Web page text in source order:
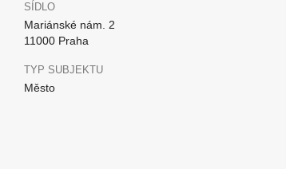
SÍDLO
Mariánské nám. 2
11000 Praha
TYP SUBJEKTU
Město